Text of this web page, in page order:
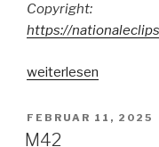
Copyright:
https://
„Sonnenfinsternis
weiterlesen
VERÖFFENTLICHT
AM
FEBRUAR 11, 2025
M42